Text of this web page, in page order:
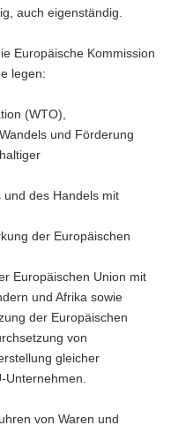
auch eigenständig.
Europäische Kommission
legen:
(WTO),
und Förderung
und des Handels mit
der Europäischen
Europäischen Union mit
und Afrika sowie
der Europäischen
von
gleicher
von Waren und